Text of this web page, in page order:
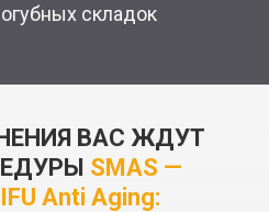
складок
ВАС ЖДУТ
SMAS —
Аnti Aging: